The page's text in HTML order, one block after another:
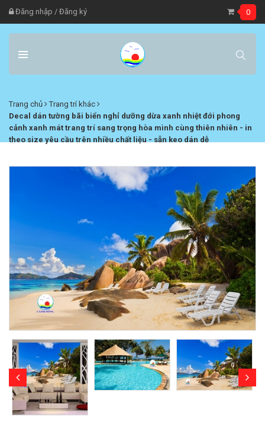
Đăng nhập / Đăng ký 0
Trang chủ
Trang trí khác
Decal dán tường bãi biển nghỉ dưỡng dừa xanh nhiệt đới phong
cảnh xanh mát trang trí sang trọng hòa mình cùng thiên nhiên - in
theo size yêu cầu trên nhiều chất liệu - sẵn keo dán dễ